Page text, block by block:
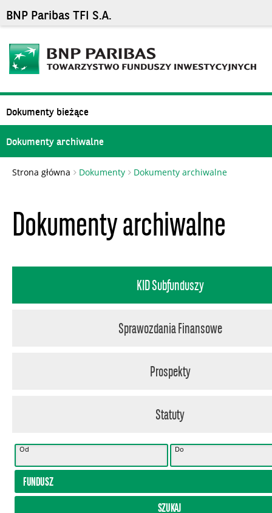
BNP Paribas TFI S.A.
Dokumenty bieżące
Dokumenty archiwalne
Strona główna Dokumenty Dokumenty archiwalne
Dokumenty archiwalne
KID Subfunduszy
Sprawozdania Finansowe
Prospekty
Statuty
Od Do